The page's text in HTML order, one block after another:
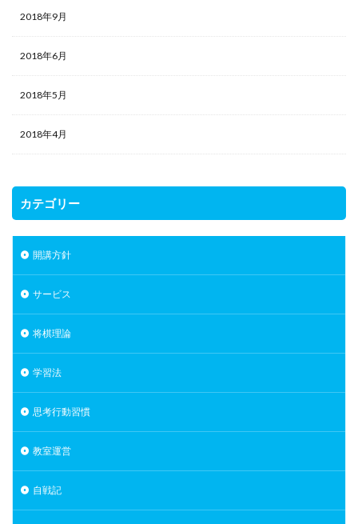
2018年9月
2018年6月
2018年5月
2018年4月
カテゴリー
開講方針
サービス
将棋理論
学習法
思考行動習慣
教室運営
自戦記